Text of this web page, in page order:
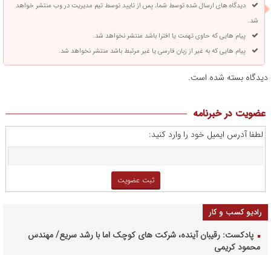
دیدگاه های ارسال شده توسط شما، پس از تایید توسط تیم مدیریت در وب منتشر خواهد
شد.
پیام هایی که حاوی تهمت یا افترا باشد منتشر نخواهد شد.
پیام هایی که به غیر از زبان فارسی یا غیر مرتبط باشد منتشر نخواهد شد.
دیدگاه بسته شده است.
عضویت در خبرنامه
لطفا آدرس ایمیل خود را وارد کنید:
رادیو کسب و کار
پادکست: رقیبان آینده، شرکت های کوچک اما با رشد سریع/ مهندس
محمود کریمی